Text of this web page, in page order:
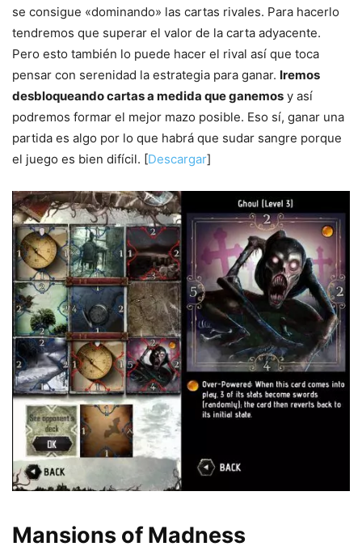
se consigue «dominando» las cartas rivales. Para hacerlo
tendremos que superar el valor de la carta adyacente.
Pero esto también lo puede hacer el rival así que toca
pensar con serenidad la estrategia para ganar. Iremos
desbloqueando cartas a medida que ganemos y así
podremos formar el mejor mazo posible. Eso sí, ganar una
partida es algo por lo que habrá que sudar sangre porque
el juego es bien difícil. [Descargar]
Mansions of Madness